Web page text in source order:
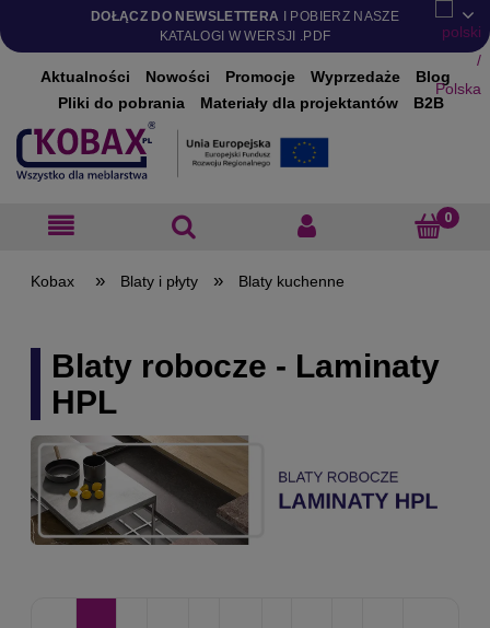
DOŁĄCZ DO NEWSLETTERA I POBIERZ NASZE
KATALOGI W WERSJI .PDF
Aktualności Nowości Promocje Wyprzedaże
Blog
Pliki do pobrania
Materiały dla projektantów B2B
» Blaty i płyty » Blaty kuchenne
Blaty robocze - Laminaty
HPL